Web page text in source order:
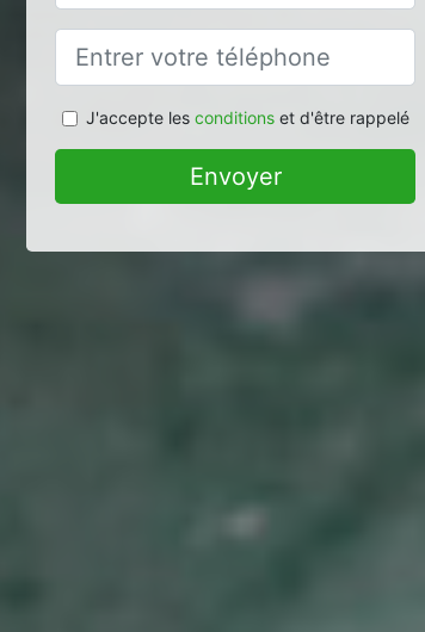
J'accepte les conditionset d'être rappelé
Envoyer